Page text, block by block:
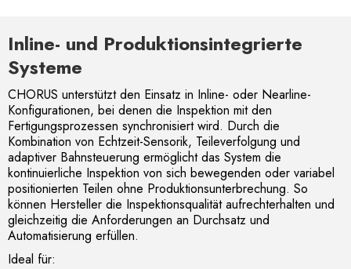
Inline- und Produktionsintegrierte
Systeme
CHORUS unterstützt den Einsatz in Inline- oder Nearline-
Konfigurationen, bei denen die Inspektion mit den
Fertigungsprozessen synchronisiert wird. Durch die
Kombination von Echtzeit-Sensorik, Teileverfolgung und
adaptiver Bahnsteuerung ermöglicht das System die
kontinuierliche Inspektion von sich bewegenden oder variabel
positionierten Teilen ohne Produktionsunterbrechung. So
können Hersteller die Inspektionsqualität aufrechterhalten und
gleichzeitig die Anforderungen an Durchsatz und
Automatisierung erfüllen.
Ideal für: